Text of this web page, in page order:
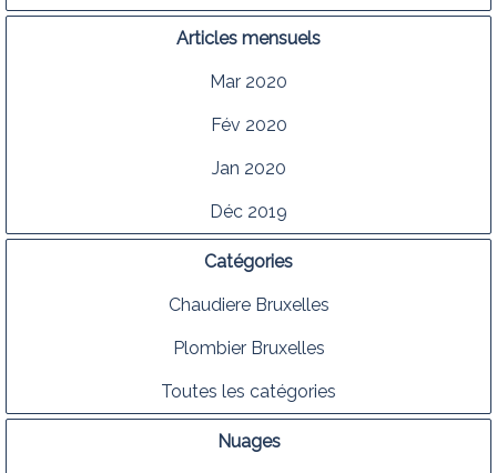
Articles mensuels
Mar 2020
Fév 2020
Jan 2020
Déc 2019
Catégories
Chaudiere Bruxelles
Plombier Bruxelles
Toutes les catégories
Nuages